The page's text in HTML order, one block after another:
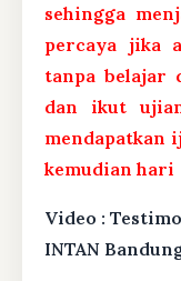
sehingga
percaya jika
tanpa belajar
dan ikut
mendapatkan
kemudian hari
Video :
INTAN